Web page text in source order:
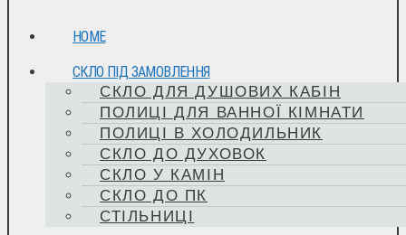
HOME
СКЛО ПІД ЗАМОВЛЕННЯ
СКЛО ДЛЯ ДУШОВИХ КАБІН
ПОЛИЦІ ДЛЯ ВАННОЇ КІМНАТИ
ПОЛИЦІ В ХОЛОДИЛЬНИК
СКЛО ДО ДУХОВОК
СКЛО У КАМІН
СКЛО ДО ПК
СТІЛЬНИЦІ